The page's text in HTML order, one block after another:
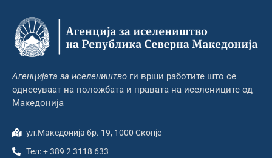
Агенцијата за иселеништво ги врши работите што се
однесуваат на положбата и правата на иселениците од
Македонија
ул.Македонија бр. 19, 1000 Скопје
Тел: + 389 2 3118 633